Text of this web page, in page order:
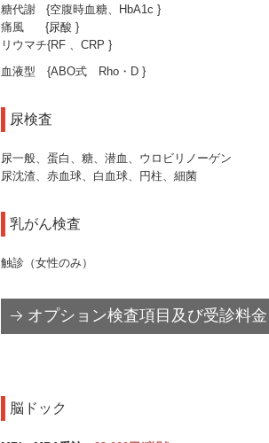
糖代謝 {空腹時血糖、HbA1c }
痛風 {尿酸 }
リウマチ{RF 、CRP }
血液型 {ABO式 Rho・D }
尿検査
尿一般、蛋白、糖、潜血、ウロビリノーゲン
尿沈渣、赤血球、白血球、円柱、細菌
乳がん検査
触診（女性のみ）
オプション検査項目及び受診料金
脳ドック